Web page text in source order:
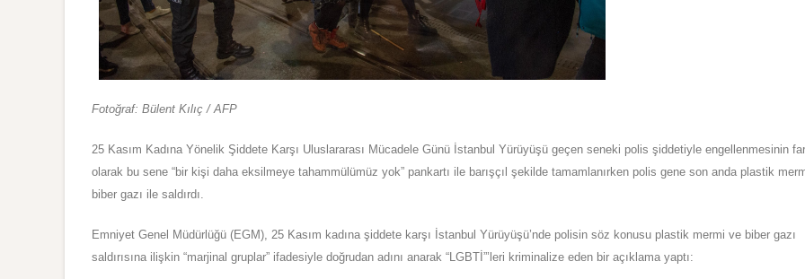
Fotoğraf: Bülent Kılıç / AFP
25 Kasım Kadına Yönelik Şiddete Karşı Uluslararası Mücadele Günü İstanbul Yürüyüşü geçen seneki polis şiddetiyle engellenmesinin
olarak bu sene “bir kişi daha eksilmeye tahammülümüz yok” pankartı ile barışçıl şekilde tamamlanırken polis gene son anda plastik
biber gazı ile saldırdı.
Emniyet Genel Müdürlüğü (EGM), 25 Kasım kadına şiddete karşı İstanbul Yürüyüşü’nde polisin söz konusu plastik mermi ve biber gazı
saldırısına ilişkin “marjinal gruplar” ifadesiyle doğrudan adını anarak “LGBTİ”’leri kriminalize eden bir açıklama yaptı: